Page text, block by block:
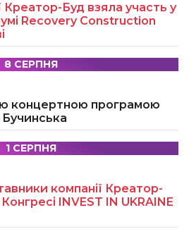
Креатор-Буд взяла участь у
Recovery Construction
8 СЕРПНЯ
концертною програмою
1 СЕРПНЯ
компанії Креатор-
INVEST IN UKRAINE